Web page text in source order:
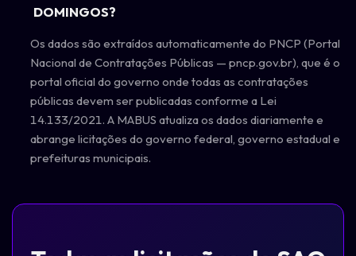
DOMINGOS?
Os dados são extraídos automaticamente do PNCP (Portal
Nacional de Contratações Públicas — pncp.gov.br), que é o
portal oficial do governo onde todas as contratações
públicas devem ser publicadas conforme a Lei
14.133/2021. A MABUS atualiza os dados diariamente e
abrange licitações do governo federal, governo estadual e
prefeituras municipais.